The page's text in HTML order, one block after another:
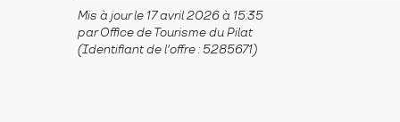
Mis à jour le 17 avril 2026 à 15:35
par Office de Tourisme du Pilat
(Identifiant de l'offre : 5285671)